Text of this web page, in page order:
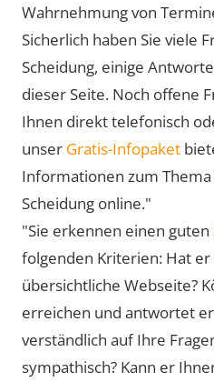
Wahrnehmung von
Sicherlich haben Sie viele
Scheidung, einige
dieser Seite. Noch offene
Ihnen direkt telefonisch
unser Gratis-Infopaket
Informationen zum Thema
Scheidung online."
"Sie erkennen einen guten
folgenden Kriterien: Hat
übersichtliche Webseite?
erreichen und antwortet
verständlich auf Ihre
sympathisch? Kann er